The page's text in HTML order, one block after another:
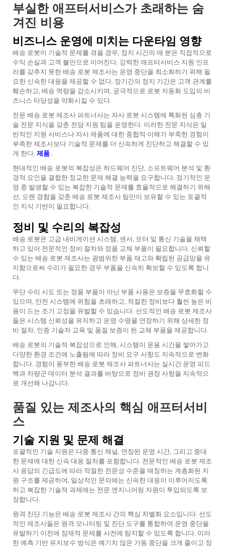
부실한 애프터서비스가 초래하는 숨
겨진 비용
비즈니스 운영에 미치는 다운타임 영향
배송 로봇이 기술적 문제를 겪을 경우, 정지 시간의 매 분은 직접적으로
수익 손실과 고객 불만으로 이어진다. 강력한 애프터서비스 지원 인프
라를 갖추지 못한 배송 로봇 제조사는 운영 중단을 최소화하기 위해 필
요한 신속한 대응을 제공할 수 없다. 장기간의 정지 기간은 고객 관계를
훼손하고, 배송 역량을 감소시키며, 궁극적으로 로봇 자동화 도입의 비
즈니스 타당성을 약화시킬 수 있다.
전문 배송 로봇 제조사 파트너사는 자사 로봇 시스템에 특화된 심층 기
술 전문 지식을 갖춘 전담 지원 팀을 운영한다. 이러한 전문 지식은 일
반적인 지원 서비스나 자사 제품에 대한 종합적 이해가 부족한 경험이
부족한 제조사보다 기술적 문제를 더 신속하게 진단하고 해결할 수 있
게 한다. 제품 .
현대적인 배송 로봇의 복잡성은 하드웨어 진단, 소프트웨어 분석 및 환
경적 요인을 결합한 정교한 문제 해결 능력을 요구합니다. 정기적인 운
영 중 발생할 수 있는 복잡한 기술적 문제를 효율적으로 해결하기 위해
선, 오랜 경험을 갖춘 배송 로봇 제조사 팀만이 보유할 수 있는 포괄적
인 지식 기반이 필요합니다.
정비 및 수리의 복잡성
배송 로봇은 고급 내비게이션 시스템, 센서, 모터 및 통신 기술을 채택
하고 있어 전문적인 정비 절차와 정품 교체 부품이 필요합니다. 신뢰할
수 있는 배송 로봇 제조사는 광범위한 부품 재고와 확립된 공급망을 유
지함으로써 수리가 필요한 경우 부품을 신속히 확보할 수 있도록 합니
다.
무단 수리 시도 또는 정품 부품이 아닌 부품 사용은 보증을 무효화할 수
있으며, 안전 시스템에 위험을 초래하고, 적절한 정비보다 훨씬 높은 비
용이 드는 조기 고장을 유발할 수 있습니다. 선도적인 배송 로봇 제조사
들은 시스템 신뢰성을 유지하고 운영 수명을 연장하기 위해 상세한 정
비 절차, 인증 기술자 교육 및 품질 보증이 된 교체 부품을 제공합니다.
배송 로봇의 기술적 복잡성으로 인해, 시스템이 운용 시간을 쌓아가고
다양한 환경 조건에 노출됨에 따라 정비 요구 사항도 지속적으로 변화
합니다. 경험이 풍부한 배송 로봇 제조사 파트너사는 실시간 운영 피드
백과 차량군 데이터 분석 결과를 바탕으로 정비 권장 사항을 지속적으
로 개선해 나갑니다.
품질 있는 제조사의 핵심 애프터서비
스
기술 지원 및 문제 해결
포괄적인 기술 지원은 다중 통신 채널, 연장된 운영 시간, 그리고 중대
한 문제에 대한 신속 대응 절차를 포함합니다. 전문적인 배송 로봇 제조
사 응답의 긴급도에 따라 적절한 전문성 수준을 매칭하는 계층화된 지
원 구조를 제공하여, 일상적인 문의에는 신속한 대응이 이루어지도록
하고 복잡한 기술적 과제에는 전문 엔지니어링 자원이 투입되도록 보
장합니다.
원격 진단 기능은 배송 로봇 제조사 간의 핵심 차별화 요소입니다. 선도
적인 제조사들은 원격 모니터링 및 진단 도구를 통합하여 운영 중단을
유발하기 이전에 잠재적 문제를 사전에 탐지할 수 있도록 합니다. 이러
한 예측 기반 유지보수 방식은 예기치 않은 가동 중단을 크게 줄이고 장